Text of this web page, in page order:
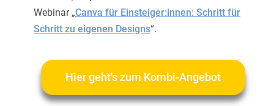
Webinar „Canva für Einsteiger:innen: Schritt für
Schritt zu eigenen Designs“.
Hier geht's zum Kombi-Angebot